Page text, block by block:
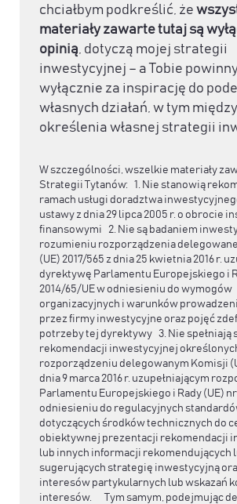
chciałbym podkreślić, że
materiały zawarte tutaj są
opinią, dotyczą mojej strategii
inwestycyjnej – a Tobie
wyłącznie za inspirację do
własnych działań, w tym
określenia własnej strategii
W szczególności, wszelkie materiały
Strategii Tytanów: 1. Nie stanowią
ramach usługi doradztwa
ustawy z dnia 29 lipca 2005 r. o obrocie
finansowymi 2. Nie są badaniem
rozumieniu rozporządzenia
(UE) 2017/565 z dnia 25 kwietnia 2016 r.
dyrektywę Parlamentu Europejskiego i
2014/65/UE w odniesieniu do wymogów
organizacyjnych i warunków
przez firmy inwestycyjne oraz pojęć
potrzeby tej dyrektywy 3. Nie spełniają
rekomendacji inwestycyjnej
rozporządzeniu delegowanym Komisji
dnia 9 marca 2016 r. uzupełniającym
Parlamentu Europejskiego i Rady (UE) nr
odniesieniu do regulacyjnych
dotyczących środków technicznych do
obiektywnej prezentacji rekomendacji
lub innych informacji rekomendujących
sugerujących strategię inwestycyjną
interesów partykularnych lub wskazań
interesów. Tym samym, podejmując